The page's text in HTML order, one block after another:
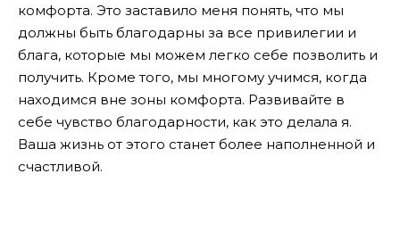
комфорта. Это заставило меня понять, что мы
должны быть благодарны за все привилегии и
блага, которые мы можем легко себе позволить и
получить. Кроме того, мы многому учимся, когда
находимся вне зоны комфорта. Развивайте в
себе чувство благодарности, как это делала я.
Ваша жизнь от этого станет более наполненной и
счастливой.